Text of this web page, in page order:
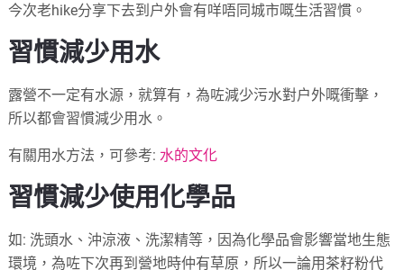
今次老hike分享下去到户外會有咩唔同城市嘅生活習慣。
習慣減少用水
露營不一定有水源，就算有，為咗減少污水對户外嘅衝擊，
所以都會習慣減少用水。
有關用水方法，可參考:水的文化
習慣減少使用化學品
如: 洗頭水、沖涼液、洗潔精等，因為化學品會影響當地生態
環境，為咗下次再到營地時仲有草原，所以一論用茶籽粉代